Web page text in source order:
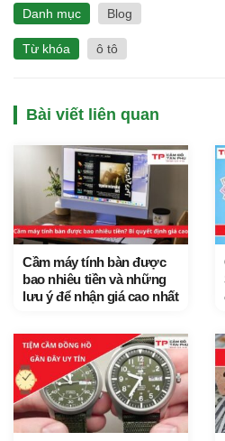
Danh mục Blog
Từ khóa ô tô
Bài viết liên quan
Cầm máy tính bàn được
bao nhiêu tiền và những
lưu ý để nhận giá cao nhất